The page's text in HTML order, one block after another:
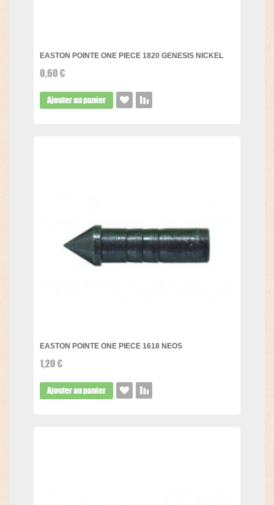
EASTON POINTE ONE PIECE 1820 GENESIS NICKEL
0,60 €
Ajouter au panier
EASTON POINTE ONE PIECE 1618 NEOS
1,20 €
Ajouter au panier